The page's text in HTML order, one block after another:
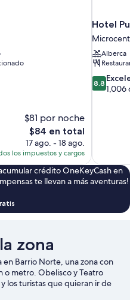
$81 por noche
El
precio
actual
es
de
$84
$84 en total
17 ago. - 18 ago.
los impuestos y cargos
Hotel
Alberca
8.8
de
8.8
1,006
crédito OneKeyCash en
te llevan a más aventuras!
zona
Barrio Norte, una zona con
o metro. Obelisco y Teatro
los turistas que quieran ir de
y Calle Florida. También